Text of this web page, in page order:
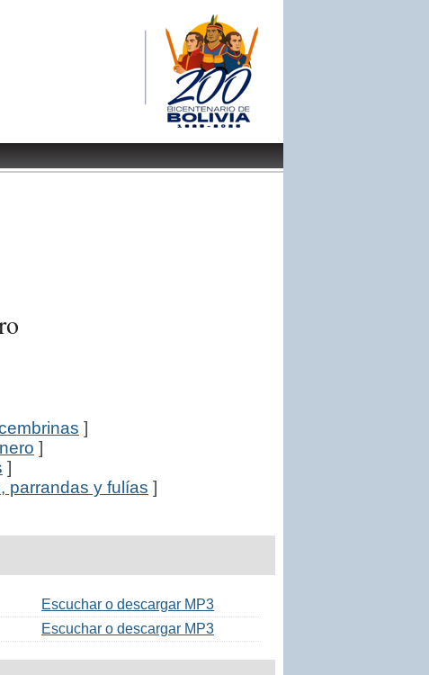
]
]
]
parrandas y fulías ]
Escuchar o descargar MP3
Escuchar o descargar MP3